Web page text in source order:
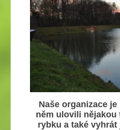
Naše organizace
něm ulovili nějakou
rybku a také vyhrát